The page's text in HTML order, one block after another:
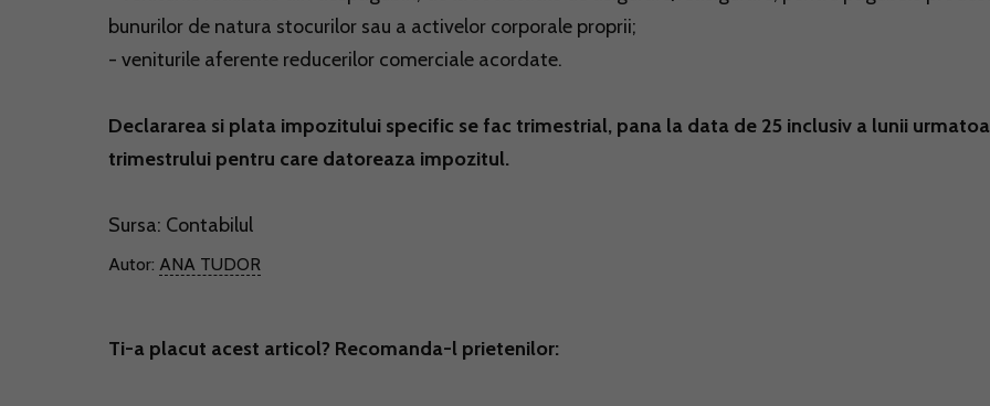
bunurilor de natura stocurilor sau a activelor corporale proprii;
- veniturile aferente reducerilor comerciale acordate.
Declararea si plata impozitului specific se fac trimestrial, pana la data de 25 inclusiv a lunii
trimestrului pentru care datoreaza impozitul.
Sursa: Contabilul
Autor: ANA TUDOR
Ti-a placut acest articol? Recomanda-l prietenilor: